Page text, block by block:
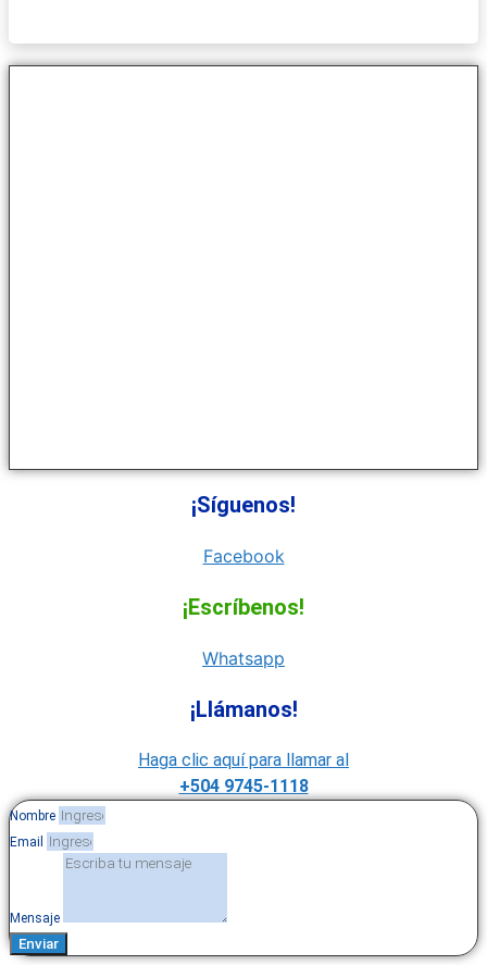
¡Síguenos!
Facebook
¡Escríbenos!
Whatsapp
¡Llámanos!
Haga clic aquí para llamar al
+504 9745-1118
Nombre
Email
Mensaje
Enviar